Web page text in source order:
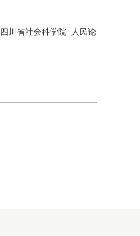
四川省社会科学院
人民论